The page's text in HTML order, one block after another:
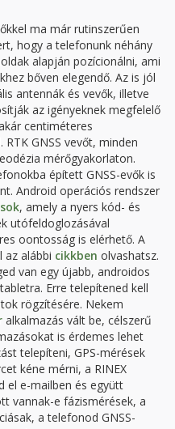
ma már rutinszerűen
hogy a telefonunk néhány
alapján pozícionálni, ami
bőven elegendő. Az is jól
antennák és vevők, illetve
az igényeknek megfelelő
centiméteres
GNSS vevőt, minden
mérőgyakorlaton.
épített GNSS-evők is
Android operációs rendszer
, amely a nyers kód- és
utófeldoglozásával
oontosság is elérhető. A
az alábbi cikkben olvashatsz.
van egy újabb, androidos
Erre telepítened kell
rögzítésére. Nekem
alkalmazás vált be, célszerű
is érdemes lehet
telepíteni, GPS-mérések
kéne mérni, a RINEX
el e-mailben és együtt
vannak-e fázismérések, a
a telefonod GNSS-